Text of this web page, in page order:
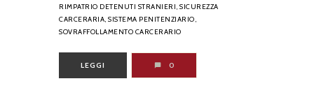
RIMPATRIO DETENUTI STRANIERI, SICUREZZA
CARCERARIA, SISTEMA PENITENZIARIO,
SOVRAFFOLLAMENTO CARCERARIO
LEGGI 0